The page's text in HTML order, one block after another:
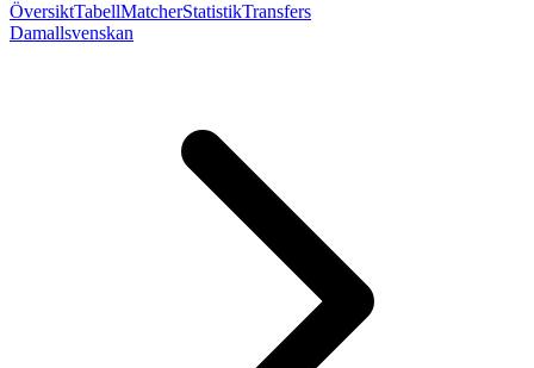
ÖversiktTabellMatcherStatistikTransfers
Damallsvenskan